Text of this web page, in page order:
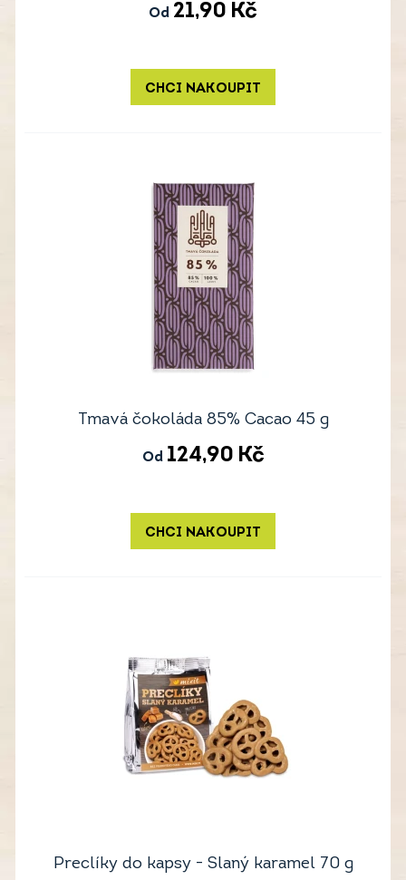
Od 21,90 Kč
CHCI NAKOUPIT
Tmavá čokoláda 85% Cacao 45 g
Od 124,90 Kč
CHCI NAKOUPIT
Preclíky do kapsy - Slaný karamel 70 g